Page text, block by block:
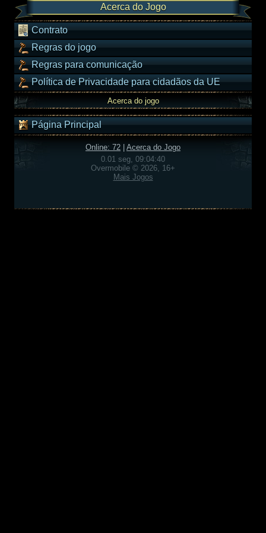
Acerca do Jogo
Contrato
Regras do jogo
Regras para comunicação
Política de Privacidade para cidadãos da UE
Acerca do jogo
Página Principal
Online: 72
Acerca do Jogo
0.01 seg, 09:04:40
Overmobile © 2026, 16+
Mais Jogos